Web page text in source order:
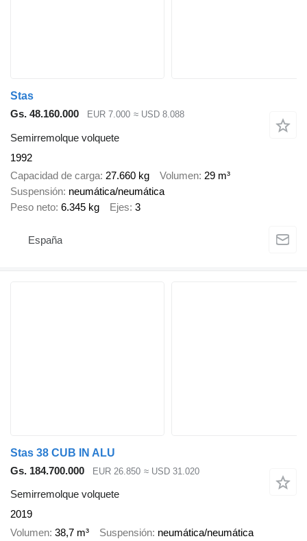
Stas
Gs. 48.160.000
EUR 7.000 ≈ USD 8.088
Semirremolque volquete
1992
Capacidad de carga 27.660 kg Volumen 29 m³
Suspensión neumática/neumática
Peso neto 6.345 kg Ejes 3
España
Stas 38 CUB IN ALU
Gs. 184.700.000
EUR 26.850 ≈ USD 31.020
Semirremolque volquete
2019
Volumen 38,7 m³ Suspensión neumática/neumática